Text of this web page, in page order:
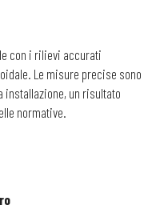
con i rilievi accurati
Le misure precise sono
installazione, un risultato
normative.